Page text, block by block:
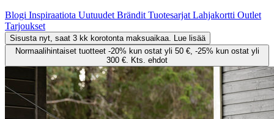
Blogi Inspiraatiota Uutuudet Brändit Tuotesarjat Lahjakortti Outlet
Tarjoukset
Sisusta nyt, saat 3 kk korotonta maksuaikaa. Lue lisää
Normaalihintaiset tuotteet -20% kun ostat yli 50 €, -25% kun ostat yli
300 €. Kts. ehdot